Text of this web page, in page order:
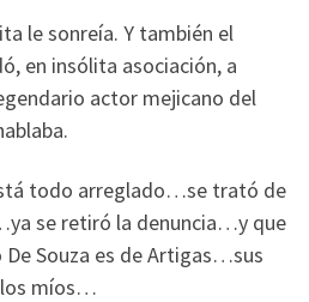
le sonreía. Y también el
en insólita asociación, a
actor mejicano del
todo arreglado…se trató de
se retiró la denuncia…y que
Souza es de Artigas…sus
los míos…